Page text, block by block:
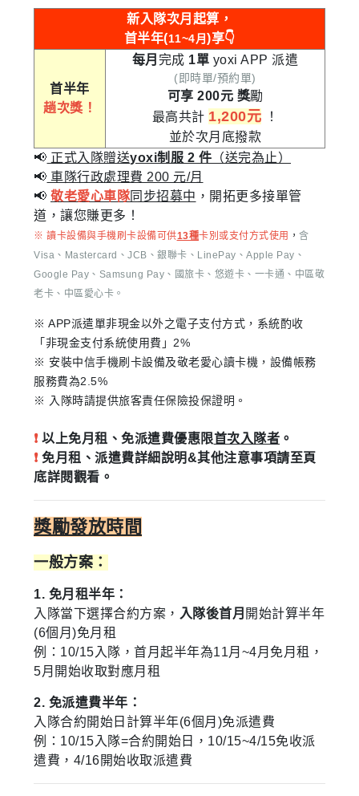
新入隊次月起算，
首半年(11~4月)享👇
首半年
趟次獎！
每月 完成 1單 yoxi APP 派遣
(即時單/預約單)
可享 200元 獎勵
最高共計 1,200元 ！
並於次月底撥款
📢 正式入隊贈送yoxi制服 2 件 （送完為止）
📢 車隊行政處理費 200 元/月
📢 敬老愛心車隊同步招募中 ，開拓更多接單管
道，讓您賺更多！
※ 讀卡設備與手機刷卡設備可供13種卡別或支付方式使用 ， 含
Visa、Mastercard、JCB、銀聯卡、LinePay、Apple Pay、
Google Pay、Samsung Pay、國旅卡、悠遊卡、一卡通、中區敬
老卡、中區愛心卡。
※ APP派遣單非現金以外之電子支付方式，系統酌收
「非現金支付系統使用費」2%
※ 安裝中信手機刷卡設備及敬老愛心讀卡機，設備帳務
服務費為2.5%
※ 入隊時請提供旅客責任保險投保證明。
❗ 以上免月租、免派遣費優惠限首次入隊者 。
❗ 免月租、派遣費詳細說明&其他注意事項請至頁
底詳閱觀看。
獎勵發放時間
一般方案：
1. 免月租半年：
入隊當下選擇合約方案， 入隊後首月 開始計算半年
(6個月)免月租
例：10/15入隊，首月起半年為11月~4月免月租，
5月開始收取對應月租
2. 免派遣費半年：
入隊合約開始日計算半年(6個月)免派遣費
例：10/15入隊=合約開始日，10/15~4/15免收派
遣費，4/16開始收取派遣費